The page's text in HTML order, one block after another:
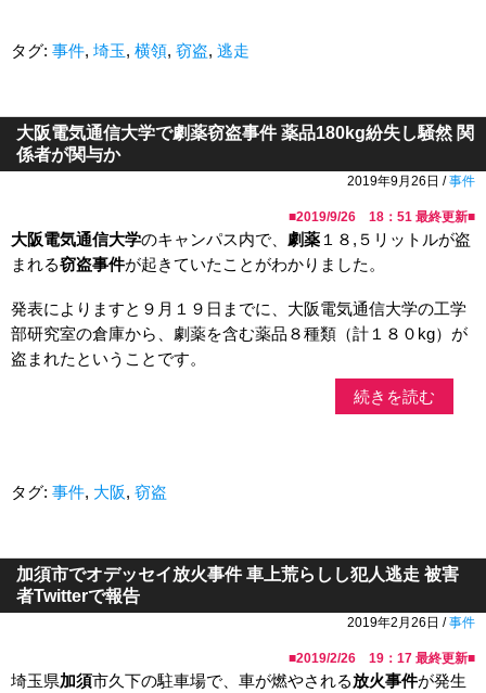
タグ: 事件, 埼玉, 横領, 窃盗, 逃走
大阪電気通信大学で劇薬窃盗事件 薬品180kg紛失し騒然 関
係者が関与か
2019年9月26日 /事件
■2019/9/26 18：51 最終更新■
大阪電気通信大学のキャンパス内で、 劇薬 １８,５リットルが盗
まれる窃盗事件が起きていたことがわかりました。
発表によりますと９月１９日までに、大阪電気通信大学の工学
部研究室の倉庫から、劇薬を含む薬品８種類（計１８０kg）が
盗まれたということです。
続きを読む
タグ: 事件, 大阪, 窃盗
加須市でオデッセイ放火事件 車上荒らしし犯人逃走 被害
者Twitterで報告
2019年2月26日 /事件
■2019/2/26 19：17 最終更新■
埼玉県加須市久下の駐車場で、車が燃やされる放火事件が発生